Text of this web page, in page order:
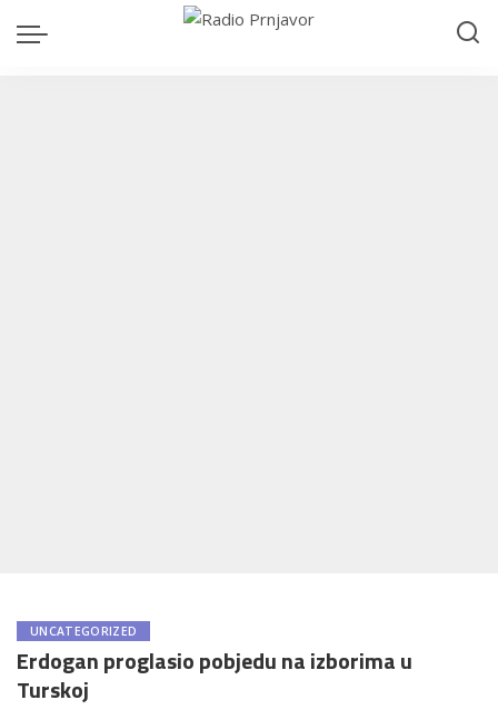
UNCATEGORIZED
Erdogan proglasio pobjedu na izborima u
Turskoj